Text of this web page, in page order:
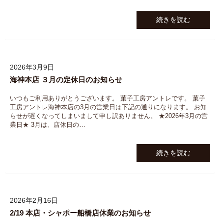
続きを読む
2026年3月9日
海神本店 ３月の定休日のお知らせ
いつもご利用ありがとうございます。 菓子工房アントレです。 菓子
工房アントレ海神本店の3月の営業日は下記の通りになります。 お知
らせが遅くなってしまいまして申し訳ありません。 ★2026年3月の営
業日★ 3月は、店休日の…
続きを読む
2026年2月16日
2/19 本店・シャポー船橋店休業のお知らせ